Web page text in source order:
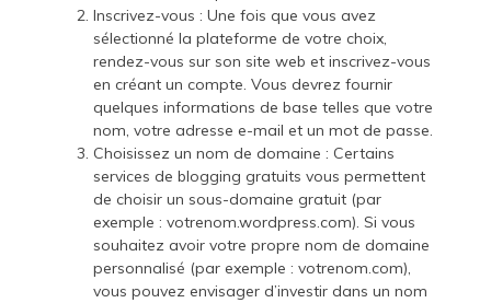
Inscrivez-vous : Une fois que vous avez
sélectionné la plateforme de votre choix,
rendez-vous sur son site web et inscrivez-vous
en créant un compte. Vous devrez fournir
quelques informations de base telles que votre
nom, votre adresse e-mail et un mot de passe.
Choisissez un nom de domaine : Certains
services de blogging gratuits vous permettent
de choisir un sous-domaine gratuit (par
exemple : votrenom.wordpress.com). Si vous
souhaitez avoir votre propre nom de domaine
personnalisé (par exemple : votrenom.com),
vous pouvez envisager d’investir dans un nom